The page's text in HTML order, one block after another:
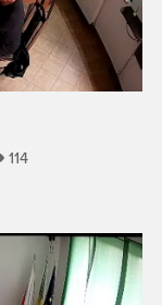
114